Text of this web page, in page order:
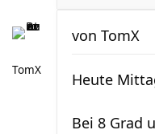
TomX
von TomX
Heute
Bei 8 Grad